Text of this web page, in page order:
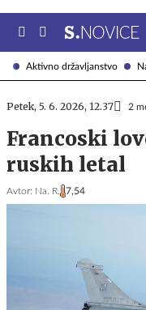
Aktivno državljanstvo
Petek, 5. 6. 2026, 12.37 2
Francoski
ruskih letal
Avtor: Na. R. 7,54